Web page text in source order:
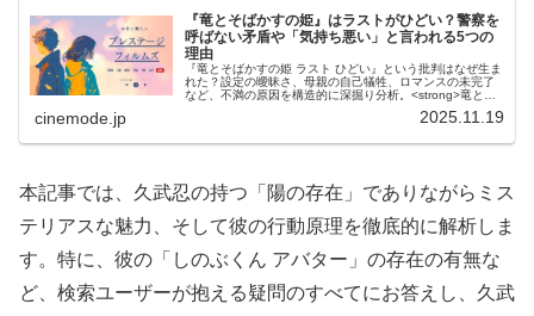
『竜とそばかすの姫』はラストがひどい？警察を
呼ばない矛盾や「気持ち悪い」と言われる5つの
理由
『竜とそばかすの姫 ラスト ひどい』という批判はなぜ生ま
れた？設定の曖昧さ、母親の自己犠牲、ロマンスの未完了
など、不満の原因を構造的に深掘り分析。<strong>竜とそ
すずの真の成長を解説し、作品の意図を徹底検証します。
cinemode.jp 2025.11.19
本記事では、久武忍の持つ「陽の存在」でありながらミス
テリアスな魅力、そして彼の行動原理を徹底的に解析しま
す。特に、彼の「しのぶくん アバター」の存在の有無な
ど、検索ユーザーが抱える疑問のすべてにお答えし、久武